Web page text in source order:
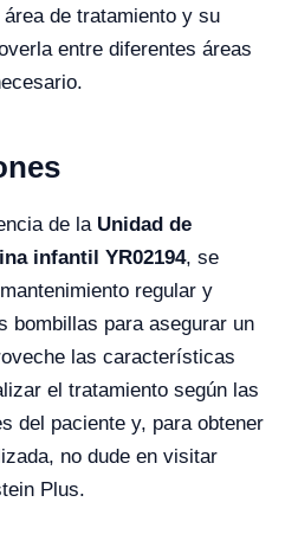
de tratamiento y su
entre diferentes áreas
de la Unidad de
infantil YR02194, se
regular y
bombillas para asegurar un
las características
el tratamiento según las
del paciente y, para obtener
no dude en visitar
Plus.